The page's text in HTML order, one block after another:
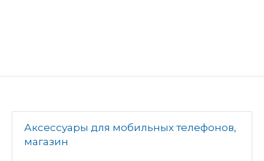
Аксессуары для мобильных телефонов,
магазин